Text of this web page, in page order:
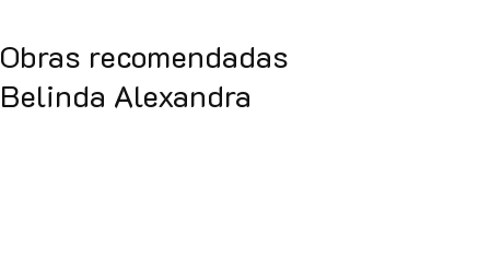
Obras recomendadas
Belinda Alexandra